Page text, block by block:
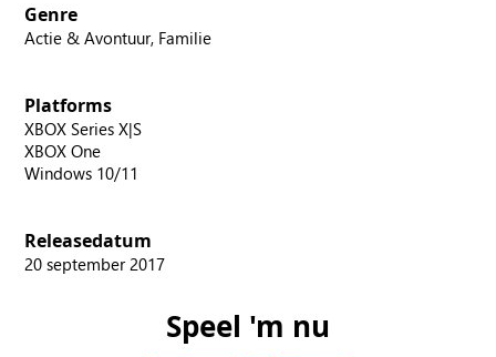
Genre
Actie & Avontuur, Familie
Platforms
XBOX Series X|S
XBOX One
Windows 10/11
Releasedatum
20 september 2017
Speel 'm nu